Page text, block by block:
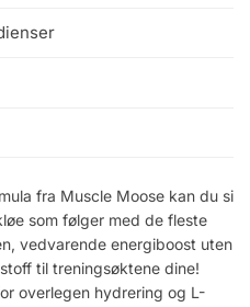
fra Muscle Moose kan du si
som følger med de fleste
vedvarende energiboost uten
til treningsøktene dine!
overlegen hydrering og L-